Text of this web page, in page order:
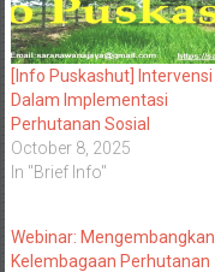
[Info Puskashut] Intervensi
Dalam Implementasi
Perhutanan Sosial
October 8, 2025
In "Brief Info"
Webinar: Mengembangkan
Kelembagaan Perhutanan